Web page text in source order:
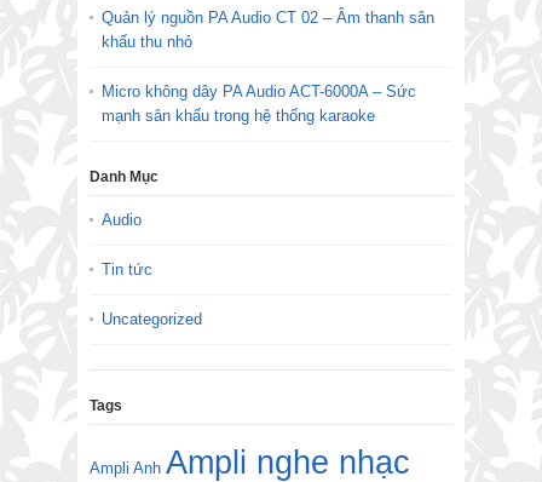
Quản lý nguồn PA Audio CT 02 – Âm thanh sân
khấu thu nhỏ
Micro không dây PA Audio ACT-6000A – Sức
mạnh sân khấu trong hệ thống karaoke
Danh Mục
Audio
Tin tức
Uncategorized
Tags
Ampli Anh Ampli nghe nhạc